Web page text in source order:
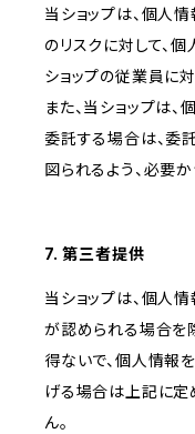
当ショップは、個人
のリスクに対して、
ショップの従業員に
また、当ショップは
委託する場合は、委
図られるよう、必要
7. 第三者提供
当ショップは、個人
が認められる場合を
得ないで、個人情報
げる場合は上記に
ん。